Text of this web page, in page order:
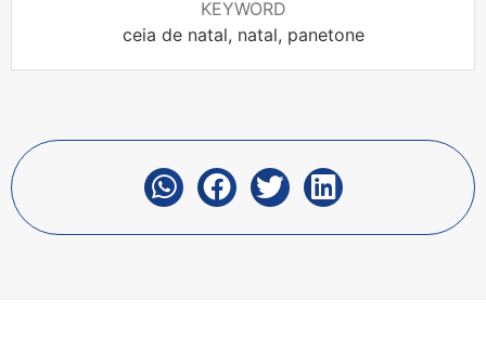
KEYWORD
ceia de natal, natal, panetone